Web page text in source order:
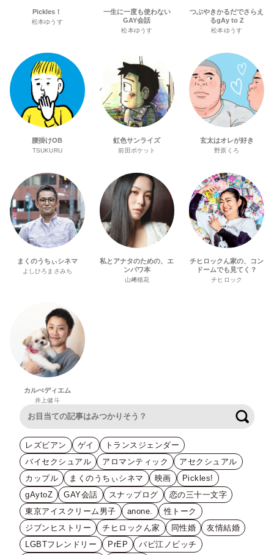
Pickles！
松本ゆうす
一生に一度も使わない
GAY会話
松本ゆうす
つぶやきかるだでさらえ
るgAy to Z
松本ゆうす
腰掛けOB
TSUKURU
虹色サンライズ
前田ポケット
玄太はオレが好き
野原くろ
まくのうちぃシネマ
よしひろまさみち
私とアナタのための、エ
ンパワ本
山﨑穂花
チヒロックん家の、コン
ドームでも見てく？
チヒロック
カルぺディエム
井上健斗
レズビアン ゲイ
トランスジェンダー
バイセクシュアル
アロマンティック
アセクシュアル
カップル
まくのうちぃシネマ 映画
Pickles!
gAytoZ
GAY会話 スナップログ
恋の三十一文字
東京アイスクリーム男子
anone.
性トーク
ジブンヒストリー
チヒロックん家 同性婚
友情結婚
LGBTフレンドリー
PrEP
バビ江ノビッチ